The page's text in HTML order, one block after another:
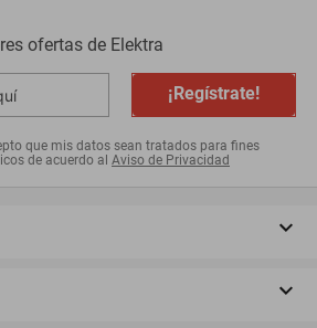
ofertas de Elektra
¡Regístrate!
que mis datos sean tratados para fines
de acuerdo al Aviso de Privacidad